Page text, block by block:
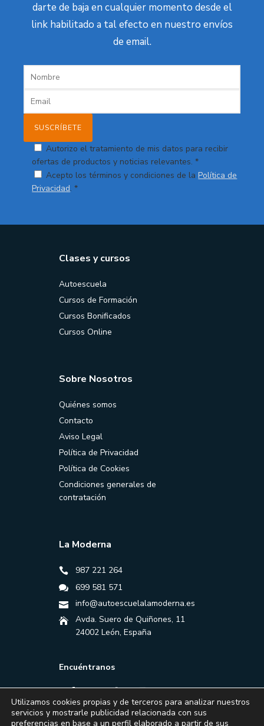
darte de baja en cualquier momento desde el
link habilitado a tal efecto en nuestro envíos
de email.
Autorizo el tratamiento de mis datos para recibir
ofertas de productos y noticias relevantes. *
Acepto los términos y condiciones de laPolítica de
Privacidad. *
Clases y cursos
Autoescuela
Cursos de Formación
Cursos Bonificados
Cursos Online
Sobre Nosotros
Quiénes somos
Contacto
Aviso Legal
Política de Privacidad
Política de Cookies
Condiciones generales de
contratación
La Moderna
987 221 264
699 581 571
info@autoescuelalamoderna.es
Avda. Suero de Quiñones, 11
24002 León, España
Encuéntranos
Utilizamos cookies propias y de terceros para analizar nuestros
servicios y mostrarle publicidad relacionada con sus
preferencias en base a un perfil elaborado a partir de sus